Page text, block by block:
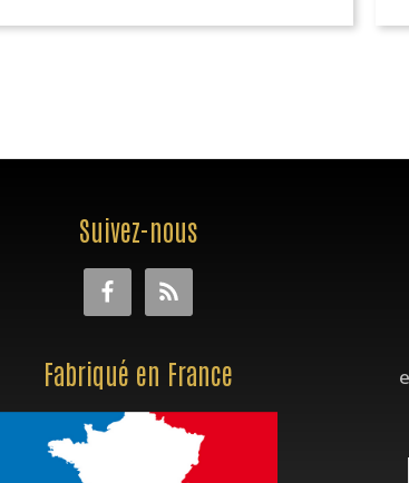
Suivez-nous
Fabriqué en France